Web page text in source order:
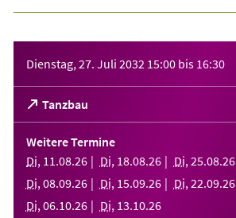
Dienstag, 27. Juli 2032 15:00 bis 16:30
Tanzbau
(Öffnet
in
einem
neuen
Tab)
Weitere Termine
Di, 11 .08.26 Di, 18.08.26 Di, 25.08.26
Di, 08.09.26 Di, 15.09.26 Di, 22.09.26
Di, 06.10.26 Di, 13.10.26